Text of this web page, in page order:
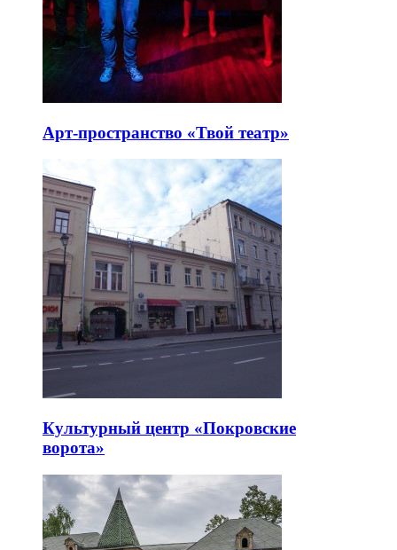
Арт-пространство «Твой театр»
Культурный центр «Покровские
ворота»